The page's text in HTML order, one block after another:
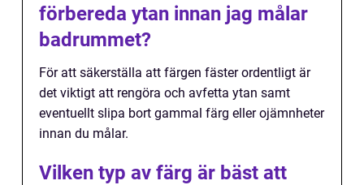
förbereda ytan innan jag målar
badrummet?
För att säkerställa att färgen fäster ordentligt är
det viktigt att rengöra och avfetta ytan samt
eventuellt slipa bort gammal färg eller ojämnheter
innan du målar.
Vilken typ av färg är bäst att